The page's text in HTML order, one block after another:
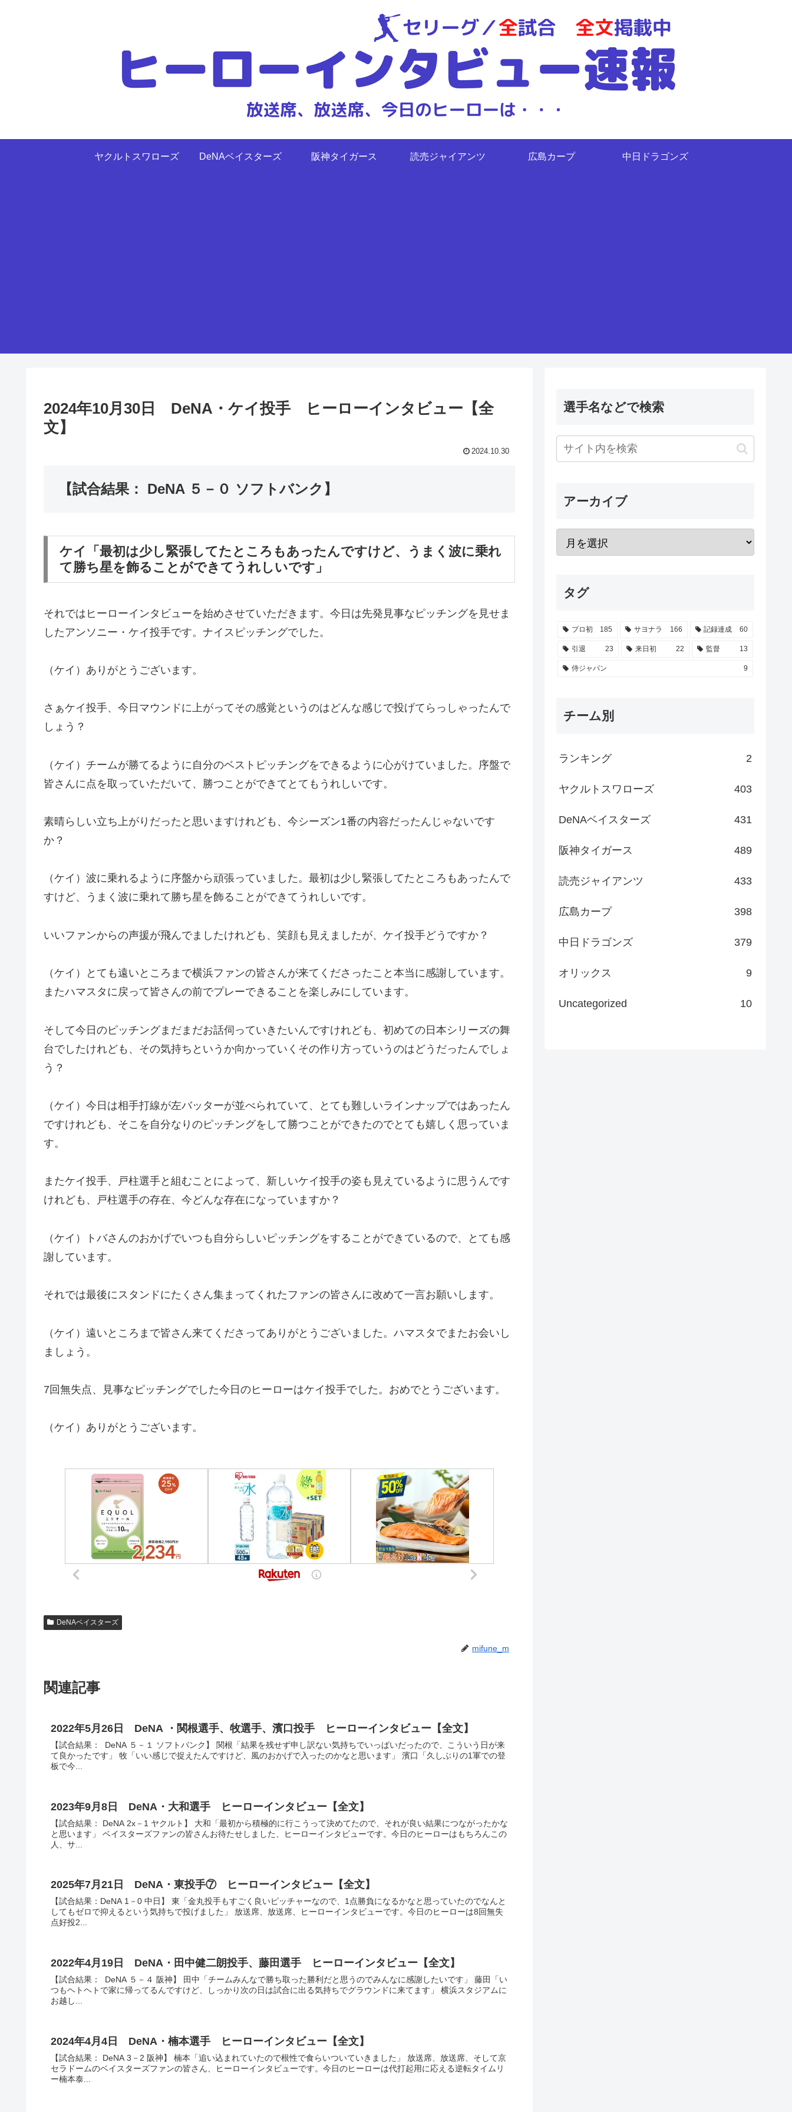
ヤクルトスワローズ DeNAベイスターズ 阪神タイガース 読売ジャイアンツ 広島カープ 中日ドラゴンズ
2024年10月30日 DeNA・ケイ投手 ヒーローインタビュー【全
文】
2024.10.30
【試合結果： DeNA ５－０ ソフトバンク】
ケイ「最初は少し緊張してたところもあったんですけど、うまく波に乗れ
て勝ち星を飾ることができてうれしいです」
それではヒーローインタビューを始めさせていただきます。今日は先発見事なピッチングを見せま
したアンソニー・ケイ投手です。ナイスピッチングでした。
（ケイ）ありがとうございます。
さぁケイ投手、今日マウンドに上がってその感覚というのはどんな感じで投げてらっしゃったんで
しょう？
（ケイ）チームが勝てるように自分のベストピッチングをできるように心がけていました。序盤で
皆さんに点を取っていただいて、勝つことができてとてもうれしいです。
素晴らしい立ち上がりだったと思いますけれども、今シーズン1番の内容だったんじゃないです
か？
（ケイ）波に乗れるように序盤から頑張っていました。最初は少し緊張してたところもあったんで
すけど、うまく波に乗れて勝ち星を飾ることができてうれしいです。
いいファンからの声援が飛んでましたけれども、笑顔も見えましたが、ケイ投手どうですか？
（ケイ）とても遠いところまで横浜ファンの皆さんが来てくださったこと本当に感謝しています。
またハマスタに戻って皆さんの前でプレーできることを楽しみにしています。
そして今日のピッチングまだまだお話伺っていきたいんですけれども、初めての日本シリーズの舞
台でしたけれども、その気持ちというか向かっていくその作り方っていうのはどうだったんでしょ
う？
（ケイ）今日は相手打線が左バッターが並べられていて、とても難しいラインナップではあったん
ですけれども、そこを自分なりのピッチングをして勝つことができたのでとても嬉しく思っていま
す。
またケイ投手、戸柱選手と組むことによって、新しいケイ投手の姿も見えているように思うんです
けれども、戸柱選手の存在、今どんな存在になっていますか？
（ケイ）トバさんのおかげでいつも自分らしいピッチングをすることができているので、とても感
謝しています。
それでは最後にスタンドにたくさん集まってくれたファンの皆さんに改めて一言お願いします。
（ケイ）遠いところまで皆さん来てくださってありがとうございました。ハマスタでまたお会いし
ましょう。
7回無失点、見事なピッチングでした今日のヒーローはケイ投手でした。おめでとうございます。
（ケイ）ありがとうございます。
DeNAベイスターズ
mifune_m
関連記事
2022年5月26日 DeNA ・関根選手、牧選手、濱口投手 ヒーローインタビュー【全文】
【試合結果： DeNA ５－１ ソフトバンク】 関根「結果を残せず申し訳ない気持ちでいっぱいだったので、こういう日が来
て良かったです」 牧「いい感じで捉えたんですけど、風のおかげで入ったのかなと思います」 濱口「久しぶりの1軍での登
板で今...
2023年9月8日 DeNA・大和選手 ヒーローインタビュー【全文】
【試合結果： DeNA 2x－1 ヤクルト】 大和「最初から積極的に行こうって決めてたので、それが良い結果につながったかな
と思います」 ベイスターズファンの皆さんお待たせしました、ヒーローインタビューです。今日のヒーローはもちろんこの
人、サ...
2025年7月21日 DeNA・東投手⑦ ヒーローインタビュー【全文】
【試合結果：DeNA 1－0 中日】 東「金丸投手もすごく良いピッチャーなので、1点勝負になるかなと思っていたのでなんと
してもゼロで抑えるという気持ちで投げました」 放送席、放送席、ヒーローインタビューです。今日のヒーローは8回無失
点好投2...
2022年4月19日 DeNA・田中健二朗投手、藤田選手 ヒーローインタビュー【全文】
【試合結果： DeNA ５－４ 阪神】 田中「チームみんなで勝ち取った勝利だと思うのでみんなに感謝したいです」 藤田「い
つもヘトヘトで家に帰ってるんですけど、しっかり次の日は試合に出る気持ちでグラウンドに来てます」 横浜スタジアムに
お越し...
2024年4月4日 DeNA・楠本選手 ヒーローインタビュー【全文】
【試合結果： DeNA 3－2 阪神】 楠本「追い込まれていたので根性で食らいついていきました」 放送席、放送席、そして京
セラドームのベイスターズファンの皆さん、ヒーローインタビューです。今日のヒーローは代打起用に応える逆転タイムリ
ー楠本泰...
選手名などで検索
アーカイブ
タグ
プロ初 185 サヨナラ 166 記録達成 60
引退 23 来日初 22 監督 13
侍ジャパン 9
チーム別
ランキング 2
ヤクルトスワローズ 403
DeNAベイスターズ 431
阪神タイガース 489
読売ジャイアンツ 433
広島カープ 398
中日ドラゴンズ 379
オリックス 9
Uncategorized 10